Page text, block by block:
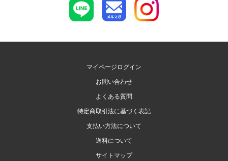
マイページログイン
お問い合わせ
よくある質問
特定商取引法に基づく表記
支払い方法について
送料について
サイトマップ